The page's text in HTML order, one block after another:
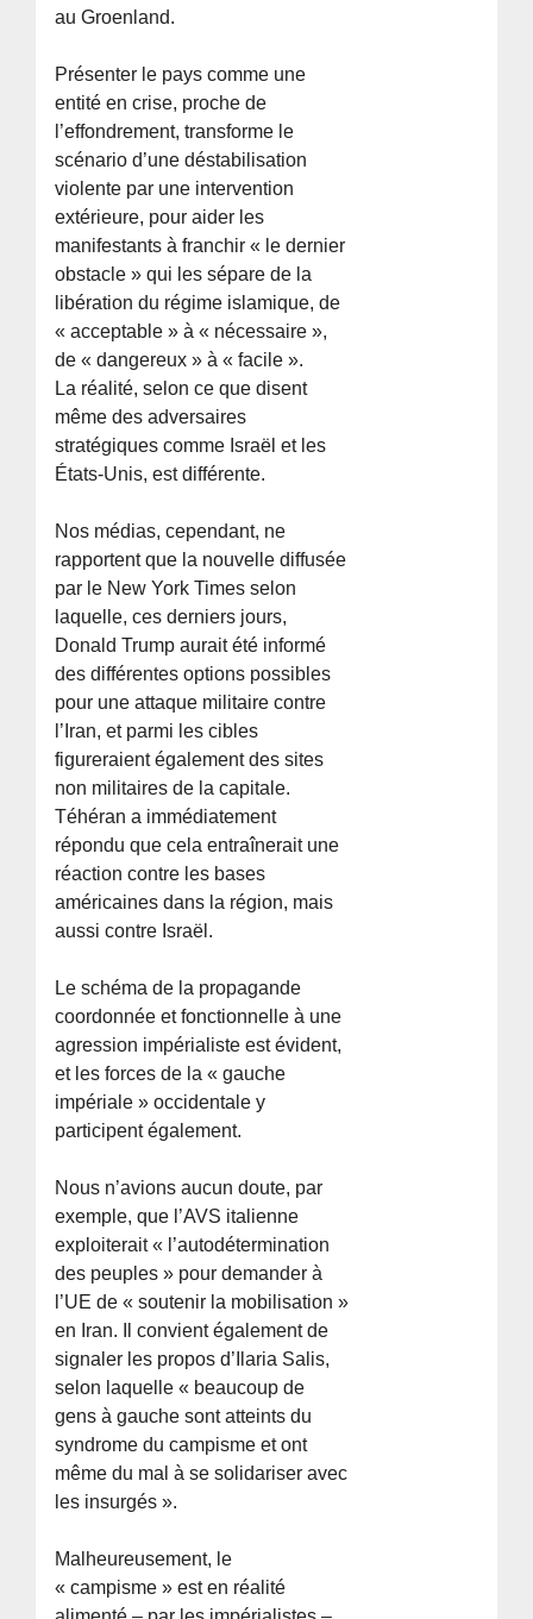
au Groenland.
Présenter le pays comme une
entité en crise, proche de
l’effondrement, transforme le
scénario d’une déstabilisation
violente par une intervention
extérieure, pour aider les
manifestants à franchir « le dernier
obstacle » qui les sépare de la
libération du régime islamique, de
« acceptable » à « nécessaire »,
de « dangereux » à « facile ».
La réalité, selon ce que disent
même des adversaires
stratégiques comme Israël et les
États-Unis, est différente.
Nos médias, cependant, ne
rapportent que la nouvelle diffusée
par le New York Times selon
laquelle, ces derniers jours,
Donald Trump aurait été informé
des différentes options possibles
pour une attaque militaire contre
l’Iran, et parmi les cibles
figureraient également des sites
non militaires de la capitale.
Téhéran a immédiatement
répondu que cela entraînerait une
réaction contre les bases
américaines dans la région, mais
aussi contre Israël.
Le schéma de la propagande
coordonnée et fonctionnelle à une
agression impérialiste est évident,
et les forces de la « gauche
impériale » occidentale y
participent également.
Nous n’avions aucun doute, par
exemple, que l’AVS italienne
exploiterait « l’autodétermination
des peuples » pour demander à
l’UE de « soutenir la mobilisation »
en Iran. Il convient également de
signaler les propos d’Ilaria Salis,
selon laquelle « beaucoup de
gens à gauche sont atteints du
syndrome du campisme et ont
même du mal à se solidariser avec
les insurgés ».
Malheureusement, le
« campisme » est en réalité